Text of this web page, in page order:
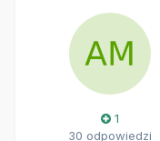
1
30 odpowiedzi